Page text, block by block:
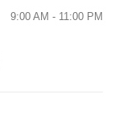
9:00 AM - 11:00 PM